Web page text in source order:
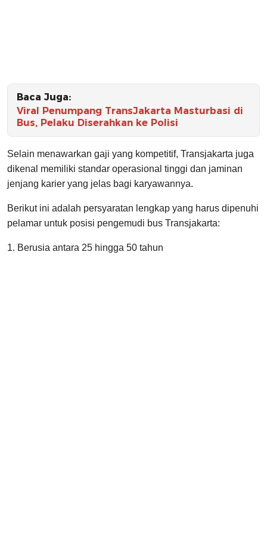
Baca Juga:
Viral Penumpang TransJakarta Masturbasi di
Bus, Pelaku Diserahkan ke Polisi
Selain menawarkan gaji yang kompetitif, Transjakarta juga
dikenal memiliki standar operasional tinggi dan jaminan
jenjang karier yang jelas bagi karyawannya.
Berikut ini adalah persyaratan lengkap yang harus dipenuhi
pelamar untuk posisi pengemudi bus Transjakarta:
1. Berusia antara 25 hingga 50 tahun